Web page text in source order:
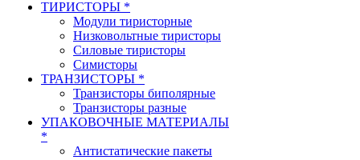
ТИРИСТОРЫ *
Модули тиристорные
Низковольтные тиристоры
Силовые тиристоры
Симисторы
ТРАНЗИСТОРЫ *
Транзисторы биполярные
Транзисторы разные
УПАКОВОЧНЫЕ МАТЕРИАЛЫ
*
Антистатические пакеты